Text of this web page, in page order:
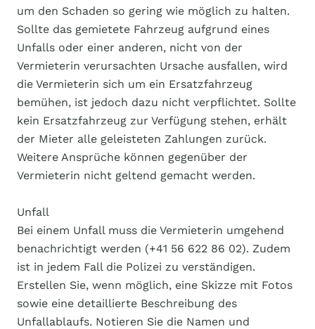
um den Schaden so gering wie möglich zu halten.
Sollte das gemietete Fahrzeug aufgrund eines
Unfalls oder einer anderen, nicht von der
Vermieterin verursachten Ursache ausfallen, wird
die Vermieterin sich um ein Ersatzfahrzeug
bemühen, ist jedoch dazu nicht verpflichtet. Sollte
kein Ersatzfahrzeug zur Verfügung stehen, erhält
der Mieter alle geleisteten Zahlungen zurück.
Weitere Ansprüche können gegenüber der
Vermieterin nicht geltend gemacht werden.
Unfall
Bei einem Unfall muss die Vermieterin umgehend
benachrichtigt werden (+41 56 622 86 02). Zudem
ist in jedem Fall die Polizei zu verständigen.
Erstellen Sie, wenn möglich, eine Skizze mit Fotos
sowie eine detaillierte Beschreibung des
Unfallablaufs. Notieren Sie die Namen und